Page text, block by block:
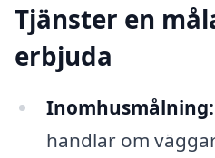
Tjänster en
erbjuda
Inomhusmålning:
handlar om